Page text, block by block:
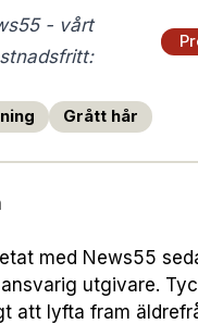
- vårt
Grått hår
med News55
utgivare.
att lyfta fram